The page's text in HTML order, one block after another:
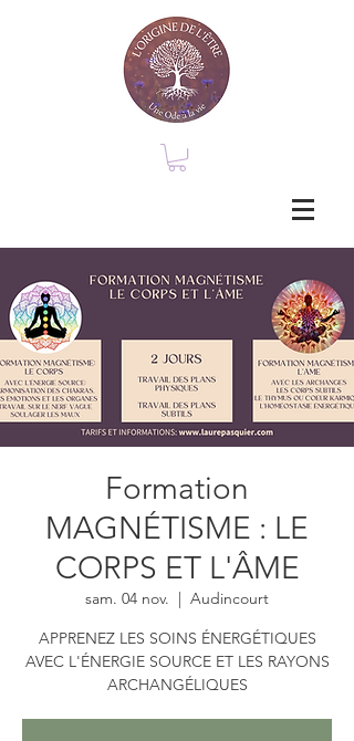
Formation
MAGNÉTISME : LE
CORPS ET L'ÂME
sam. 04 nov.
  |
Audincourt
APPRENEZ LES SOINS ÉNERGÉTIQUES
AVEC L'ÉNERGIE SOURCE ET LES RAYONS
ARCHANGÉLIQUES